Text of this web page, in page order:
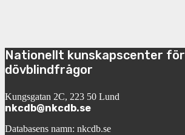
Nationellt kunskapscenter för
dövblindfrågor
Kungsgatan 2C, 223 50 Lund
nkcdb@nkcdb.se
Databasens namn: nkcdb.se